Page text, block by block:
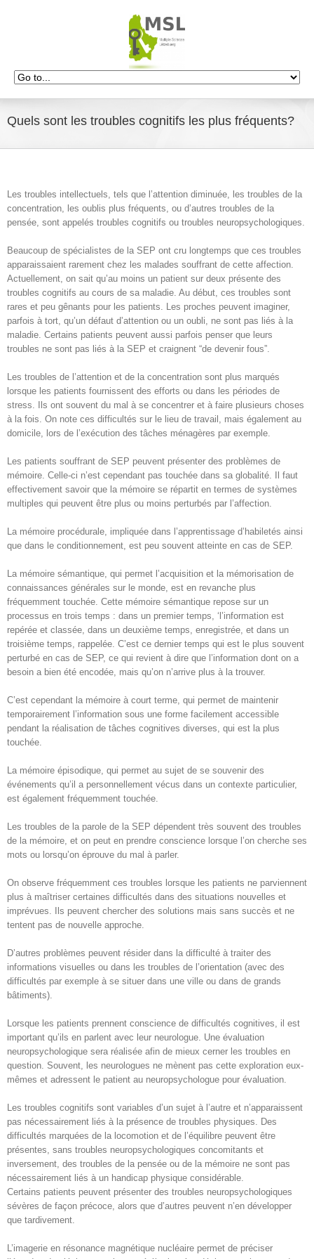
Quels sont les troubles cognitifs les plus fréquents?
Les troubles intellectuels, tels que l’attention diminuée, les troubles de la
concentration, les oublis plus fréquents, ou d’autres troubles de la
pensée, sont appelés troubles cognitifs ou troubles neuropsychologiques.
Beaucoup de spécialistes de la SEP ont cru longtemps que ces troubles
apparaissaient rarement chez les malades souffrant de cette affection.
Actuellement, on sait qu’au moins un patient sur deux présente des
troubles cognitifs au cours de sa maladie. Au début, ces troubles sont
rares et peu gênants pour les patients. Les proches peuvent imaginer,
parfois à tort, qu’un défaut d’attention ou un oubli, ne sont pas liés à la
maladie. Certains patients peuvent aussi parfois penser que leurs
troubles ne sont pas liés à la SEP et craignent “de devenir fous”.
Les troubles de l’attention et de la concentration sont plus marqués
lorsque les patients fournissent des efforts ou dans les périodes de
stress. Ils ont souvent du mal à se concentrer et à faire plusieurs choses
à la fois. On note ces difficultés sur le lieu de travail, mais également au
domicile, lors de l’exécution des tâches ménagères par exemple.
Les patients souffrant de SEP peuvent présenter des problèmes de
mémoire. Celle-ci n’est cependant pas touchée dans sa globalité. Il faut
effectivement savoir que la mémoire se répartit en termes de systèmes
multiples qui peuvent être plus ou moins perturbés par l’affection.
La mémoire procédurale, impliquée dans l’apprentissage d’habiletés ainsi
que dans le conditionnement, est peu souvent atteinte en cas de SEP.
La mémoire sémantique, qui permet l’acquisition et la mémorisation de
connaissances générales sur le monde, est en revanche plus
fréquemment touchée. Cette mémoire sémantique repose sur un
processus en trois temps : dans un premier temps, ‘l’information est
repérée et classée, dans un deuxième temps, enregistrée, et dans un
troisième temps, rappelée. C’est ce dernier temps qui est le plus souvent
perturbé en cas de SEP, ce qui revient à dire que l’information dont on a
besoin a bien été encodée, mais qu’on n’arrive plus à la trouver.
C’est cependant la mémoire à court terme, qui permet de maintenir
temporairement l’information sous une forme facilement accessible
pendant la réalisation de tâches cognitives diverses, qui est la plus
touchée.
La mémoire épisodique, qui permet au sujet de se souvenir des
événements qu’il a personnellement vécus dans un contexte particulier,
est également fréquemment touchée.
Les troubles de la parole de la SEP dépendent très souvent des troubles
de la mémoire, et on peut en prendre conscience lorsque l’on cherche ses
mots ou lorsqu’on éprouve du mal à parler.
On observe fréquemment ces troubles lorsque les patients ne parviennent
plus à maîtriser certaines difficultés dans des situations nouvelles et
imprévues. Ils peuvent chercher des solutions mais sans succès et ne
tentent pas de nouvelle approche.
D’autres problèmes peuvent résider dans la difficulté à traiter des
informations visuelles ou dans les troubles de l’orientation (avec des
difficultés par exemple à se situer dans une ville ou dans de grands
bâtiments).
Lorsque les patients prennent conscience de difficultés cognitives, il est
important qu’ils en parlent avec leur neurologue. Une évaluation
neuropsychologique sera réalisée afin de mieux cerner les troubles en
question. Souvent, les neurologues ne mènent pas cette exploration eux-
mêmes et adressent le patient au neuropsychologue pour évaluation.
Les troubles cognitifs sont variables d’un sujet à l’autre et n’apparaissent
pas nécessairement liés à la présence de troubles physiques. Des
difficultés marquées de la locomotion et de l’équilibre peuvent être
présentes, sans troubles neuropsychologiques concomitants et
inversement, des troubles de la pensée ou de la mémoire ne sont pas
nécessairement liés à un handicap physique considérable.
Certains patients peuvent présenter des troubles neuropsychologiques
sévères de façon précoce, alors que d’autres peuvent n’en développer
que tardivement.
L’imagerie en résonance magnétique nucléaire permet de préciser